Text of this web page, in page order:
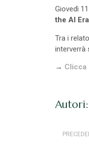
Giovedì
the AI
Tra i
interverrà
→ Clicca